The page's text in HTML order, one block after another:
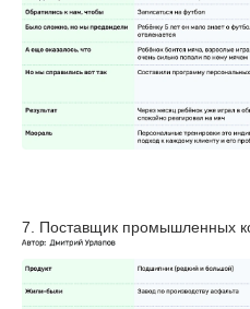
7. Поставщик промышленных